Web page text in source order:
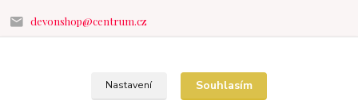
devonshop@centrum.cz
Nastavení Souhlasím